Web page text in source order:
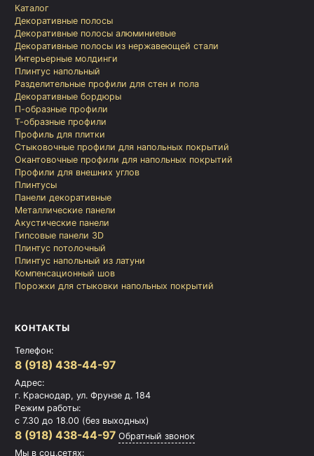
Каталог
Декоративные полосы
Декоративные полосы алюминиевые
Декоративные полосы из нержавеющей стали
Интерьерные молдинги
Плинтус напольный
Разделительные профили для стен и пола
Декоративные бордюры
П-образные профили
Т-образные профили
Профиль для плитки
Стыковочные профили для напольных покрытий
Окантовочные профили для напольных покрытий
Профили для внешних углов
Плинтусы
Панели декоративные
Металлические панели
Акустические панели
Гипсовые панели 3D
Плинтус потолочный
Плинтус напольный из латуни
Компенсационный шов
Порожки для стыковки напольных покрытий
КОНТАКТЫ
Телефон:
8 (918) 438-44-97
Адрес:
г. Краснодар, ул. Фрунзе д. 184
Режим работы:
с 7.30 до 18.00 (без выходных)
8 (918) 438-44-97 Обратный звонок
Мы в соц.сетях: